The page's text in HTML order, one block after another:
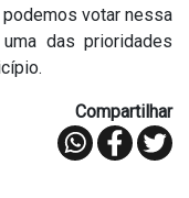
votar nessa
das prioridades
Compartilhar